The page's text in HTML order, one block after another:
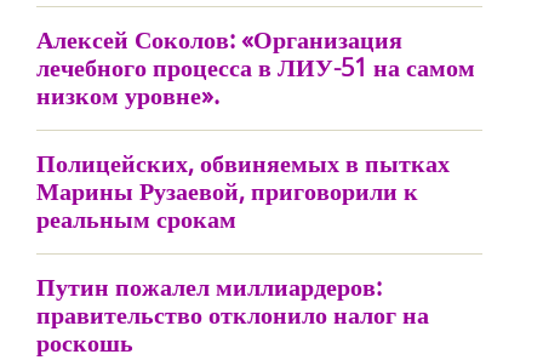
Алексей Соколов: «Организация
лечебного процесса в ЛИУ-51 на самом
низком уровне».
Полицейских, обвиняемых в пытках
Марины Рузаевой, приговорили к
реальным срокам
Путин пожалел миллиардеров:
правительство отклонило налог на
роскошь